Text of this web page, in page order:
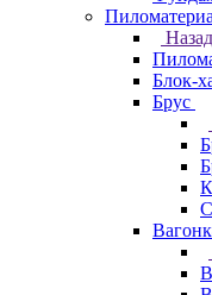
Назад
Блок-
Брус